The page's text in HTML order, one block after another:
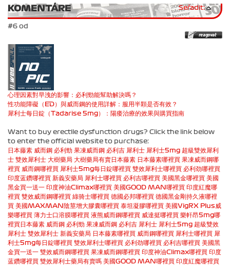
KOMENTÁRE Seřadit:
#6 od
心理因素對早洩的影響：必利勁能幫助解決嗎？
性功能障礙（ED）與威而鋼的使用詳解：服用半顆是否有效？
犀利士每日錠（Tadarise 5mg）：陽痿治療的效果與購買指南
Want to buy erectile dysfunction drugs? Click the link below
to enter the official website to purchase:
日本藤素 威而鋼 必利勁 果凍威而鋼 必利吉 犀利士 犀利士5mg 超級雙效犀利
士 雙效犀利士 大樹藥局 大樹藥局有賣日本藤素 日本藤素哪裡買 果凍威而鋼哪
裡買 威而鋼哪裡買 犀利士5mg每日錠哪裡買 雙效犀利士哪裡買 必利劲哪裡買
印度蓝鑽哪裡買 新義安藥局 犀利士哪裡買 必利吉哪裡買 美國黑金哪裡買 美國
黑金買一送一 印度神油Climax哪裡買 美國GOOD MAN哪裡買 印度紅魔哪
裡買 雙效威而鋼哪裡買 綠骑士哪裡買 德國必邦哪裡買 德國黑金剛持久液哪裡
買 美國MAXMAN陰莖增大膠囊哪裡買 泰坦凝膠哪裡買 美國VigRX Plus威
樂哪裡買 薄力士口溶膜哪裡買 液熊威而鋼哪裡買 威達挺哪裡買 樂軒昂5mg哪
裡買 日本藤素 威而鋼 必利勁 果凍威而鋼 必利吉 犀利士 犀利士5mg 超級雙效
犀利士 雙效犀利士 新義安藥局 日本藤素哪裡買 威而鋼哪裡買 犀利士哪裡買 犀
利士5mg每日錠哪裡買 雙效犀利士哪裡買 必利劲哪裡買 必利吉哪裡買 美國黑
金買一送一 雙效威而鋼哪裡買 果凍威而鋼哪裡買 印度神油Climax哪裡買 印度
蓝鑽哪裡買 雙效犀利士藥局有賣嗎 美國GOOD MAN哪裡買 印度紅魔哪裡買